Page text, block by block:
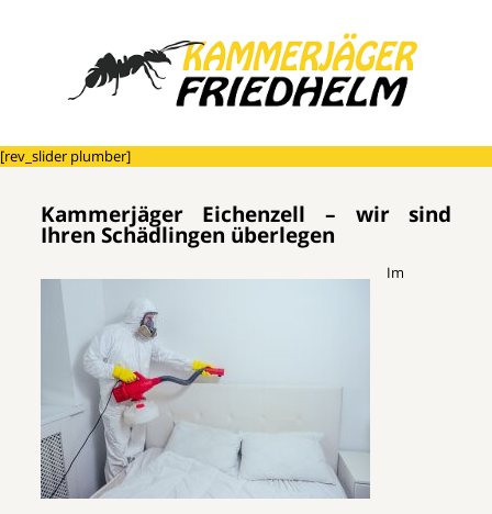
[rev_slider plumber]
Kammerjäger Eichenzell – wir sind
Ihren Schädlingen überlegen
Im